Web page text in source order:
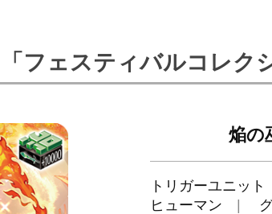
「フェスティバルコレク
焔の
トリガーユニット
ヒューマン